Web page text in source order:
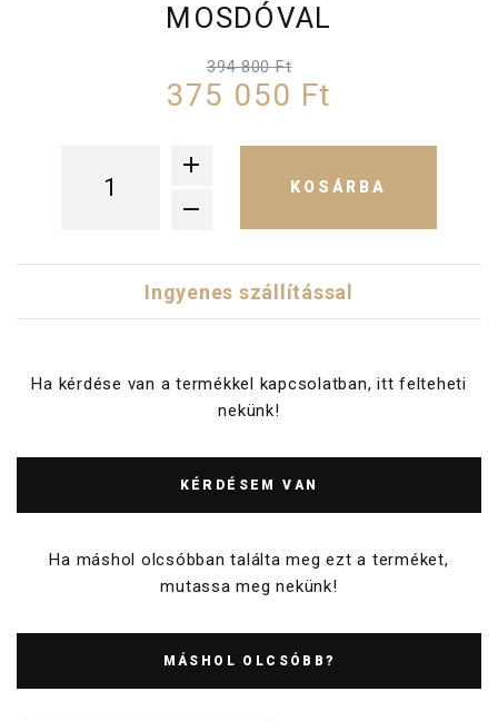
MOSDÓVAL
394 800 Ft
375 050 Ft
KOSÁRBA
Ingyenes szállítással
Ha kérdése van a termékkel kapcsolatban, itt felteheti
nekünk!
KÉRDÉSEM VAN
Ha máshol olcsóbban találta meg ezt a terméket,
mutassa meg nekünk!
MÁSHOL OLCSÓBB?